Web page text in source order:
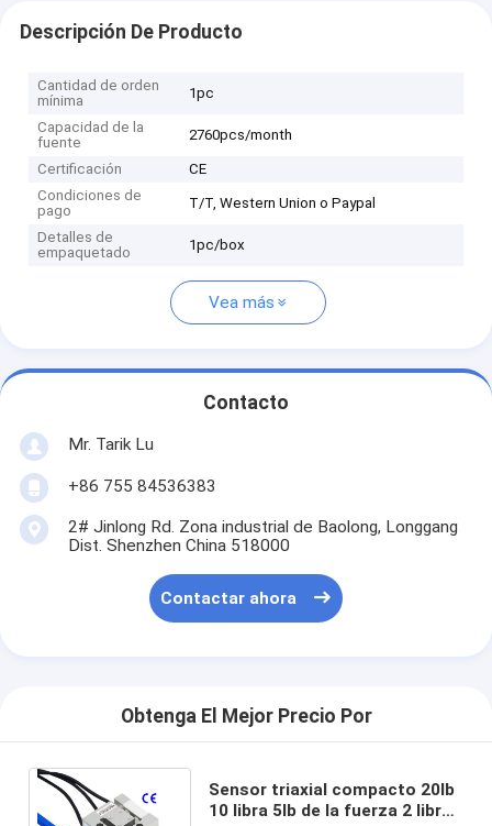
Descripción De Producto
Cantidad de orden
mínima
1pc
Capacidad de la
fuente
2760pcs/month
Certificación
CE
Condiciones de
pago
T/T, Western Union o Paypal
Detalles de
empaquetado
1pc/box
Vea más
Contacto
Mr. Tarik Lu
+86 755 84536383
2# Jinlong Rd. Zona industrial de Baolong, Longgang
Dist. Shenzhen China 518000
Contactar ahora
Obtenga El Mejor Precio Por
Sensor triaxial compacto 20lb
10 libra 5lb de la fuerza 2 libras